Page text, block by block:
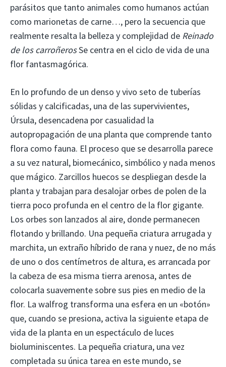
parásitos que tanto animales como humanos actúan
como marionetas de carne…, pero la secuencia que
realmente resalta la belleza y complejidad de Reinado
de los carroñerosSe centra en el ciclo de vida de una
flor fantasmagórica.
En lo profundo de un denso y vivo seto de tuberías
sólidas y calcificadas, una de las supervivientes,
Úrsula, desencadena por casualidad la
autopropagación de una planta que comprende tanto
flora como fauna. El proceso que se desarrolla parece
a su vez natural, biomecánico, simbólico y nada menos
que mágico. Zarcillos huecos se despliegan desde la
planta y trabajan para desalojar orbes de polen de la
tierra poco profunda en el centro de la flor gigante.
Los orbes son lanzados al aire, donde permanecen
flotando y brillando. Una pequeña criatura arrugada y
marchita, un extraño híbrido de rana y nuez, de no más
de uno o dos centímetros de altura, es arrancada por
la cabeza de esa misma tierra arenosa, antes de
colocarla suavemente sobre sus pies en medio de la
flor. La walfrog transforma una esfera en un «botón»
que, cuando se presiona, activa la siguiente etapa de
vida de la planta en un espectáculo de luces
bioluminiscentes. La pequeña criatura, una vez
completada su única tarea en este mundo, se